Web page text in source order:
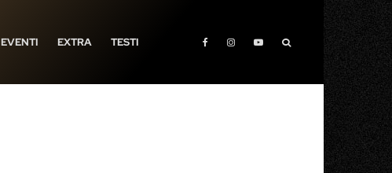
EVENTI EXTRA TESTI